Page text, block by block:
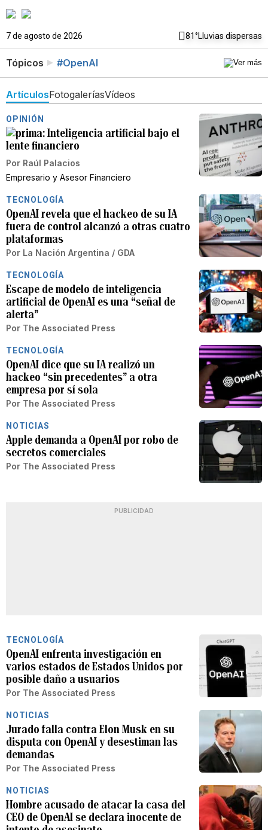
7 de agosto de 2026 81°Lluvias dispersas
Tópicos #OpenAI
ArtículosFotogaleríasVídeos
OPINIÓN
Inteligencia artificial bajo el
lente financiero
Por Raúl Palacios
Empresario y Asesor Financiero
TECNOLOGÍA
OpenAI revela que el hackeo de su IA
fuera de control alcanzó a otras cuatro
plataformas
Por La Nación Argentina / GDA
TECNOLOGÍA
Escape de modelo de inteligencia
artificial de OpenAI es una “señal de
alerta”
Por The Associated Press
TECNOLOGÍA
OpenAI dice que su IA realizó un
hackeo “sin precedentes” a otra
empresa por sí sola
Por The Associated Press
NOTICIAS
Apple demanda a OpenAI por robo de
secretos comerciales
Por The Associated Press
PUBLICIDAD
TECNOLOGÍA
OpenAI enfrenta investigación en
varios estados de Estados Unidos por
posible daño a usuarios
Por The Associated Press
NOTICIAS
Jurado falla contra Elon Musk en su
disputa con OpenAI y desestiman las
demandas
Por The Associated Press
NOTICIAS
Hombre acusado de atacar la casa del
CEO de OpenAI se declara inocente de